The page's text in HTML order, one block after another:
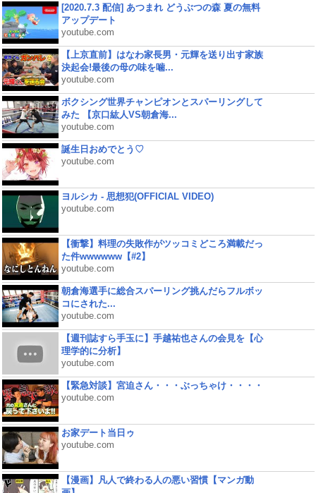
[2020.7.3 配信] あつまれ どうぶつの森 夏の無料
アップデート
youtube.com
【上京直前】はなわ家長男・元輝を送り出す家族
決起会!最後の母の味を噛...
youtube.com
ボクシング世界チャンピオンとスパーリングして
みた 【京口紘人VS朝倉海...
youtube.com
誕生日おめでとう♡
youtube.com
ヨルシカ - 思想犯(OFFICIAL VIDEO)
youtube.com
【衝撃】料理の失敗作がツッコミどころ満載だっ
た件wwwwww【#2】
youtube.com
朝倉海選手に総合スパーリング挑んだらフルボッ
コにされた...
youtube.com
【週刊誌すら手玉に】手越祐也さんの会見を【心
理学的に分析】
youtube.com
【緊急対談】宮迫さん・・・ぶっちゃけ・・・・
youtube.com
お家デート当日ゥ
youtube.com
【漫画】凡人で終わる人の悪い習慣【マンガ動